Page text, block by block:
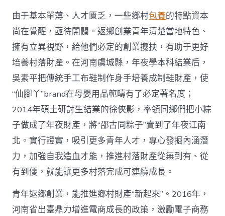
中
由于基本單薄、人才匱乏，一些鄉村包養的特點資本
尚在覺醒，亟待開闢。返鄉創業青年清楚當地特色、
擁有立異視野，給他們必定的創業攙扶，有助于更好
培養村落財產。在河南虞城縣，年夜學本科結業后，
吳素平把傳統手工布鞋制作身手培養成制鞋財產，使
“仙腳丫”brand在母嬰用品範疇有了必定著名度；
2014年碩士研討生結業的徐俠影，率領同鄉們把小粽
子做成了年夜財產，將“邵古同粽子”賣到了年夜江南
北。實行證實，吸引更多青年人才，專心發掘內涵潛
力，加強自我造血才能，推進村落財產從無到有、從
有到優，就能讓更多村落完成可連續成長。
青年返鄉創業，能推進鄉村財產“新起來”。2016年，
河南省出臺鼎力增進電商成長的政策，激勵電子商務